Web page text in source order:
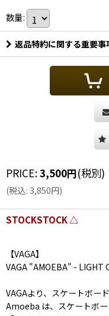
数量:
返品特約に関する重要事
PRICE:3,500円(税別)
(税込: 3,850円)
STOCKSTOCK △
【VAGA】
VAGA "AMOEBA" - LIGHT
VAGAより、スケートボー
Amoeba は、スケートボー